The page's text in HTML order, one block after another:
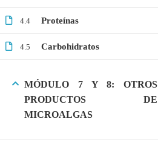
4.4 Proteínas
4.5 Carbohidratos
MÓDULO 7 Y 8: OTROS
PRODUCTOS DE
MICROALGAS
Proteómica
COMPANY
Nosotros
Blog